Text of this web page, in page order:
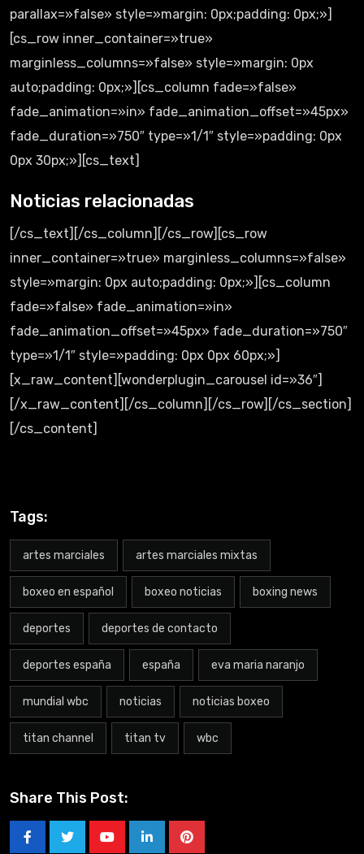
parallax=»false» style=»margin: 0px;padding: 0px;»]
[cs_row inner_container=»true»
marginless_columns=»false» style=»margin: 0px
auto;padding: 0px;»][cs_column fade=»false»
fade_animation=»in» fade_animation_offset=»45px»
fade_duration=»750″ type=»1/1″ style=»padding: 0px
0px 30px;»][cs_text]
Noticias relacionadas
[/cs_text][/cs_column][/cs_row][cs_row
inner_container=»true» marginless_columns=»false»
style=»margin: 0px auto;padding: 0px;»][cs_column
fade=»false» fade_animation=»in»
fade_animation_offset=»45px» fade_duration=»750″
type=»1/1″ style=»padding: 0px 0px 60px;»]
[x_raw_content][wonderplugin_carousel id=»36″]
[/x_raw_content][/cs_column][/cs_row][/cs_section]
[/cs_content]
Tags:
artes marciales artes marciales mixtas
boxeo en español boxeo noticias boxing news
deportes deportes de contacto
deportes españa españa eva maria naranjo
mundial wbc noticias noticias boxeo
titan channel titan tv wbc
Share This Post: